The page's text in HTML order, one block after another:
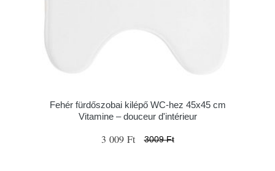
Fehér fürdőszobai kilépő WC-hez 45x45 cm
Vitamine – douceur d'intérieur
3 009 Ft 3009 Ft